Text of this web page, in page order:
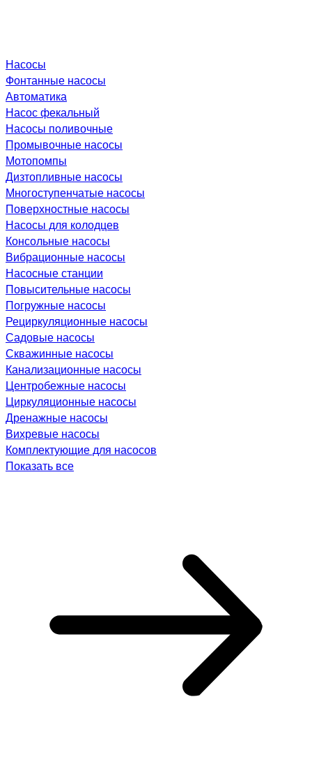
Насосы
Фонтанные насосы
Автоматика
Насос фекальный
Насосы поливочные
Промывочные насосы
Мотопомпы
Дизтопливные насосы
Многоступенчатые насосы
Поверхностные насосы
Насосы для колодцев
Консольные насосы
Вибрационные насосы
Насосные станции
Повысительные насосы
Погружные насосы
Рециркуляционные насосы
Садовые насосы
Скважинные насосы
Канализационные насосы
Центробежные насосы
Циркуляционные насосы
Дренажные насосы
Вихревые насосы
Комплектующие для насосов
Показать все